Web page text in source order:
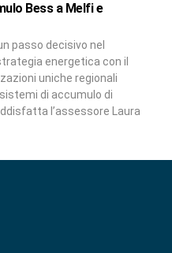
Bess a Melfi e
passo decisivo nel
energetica con il
uniche regionali
di accumulo di
l’assessore Laura